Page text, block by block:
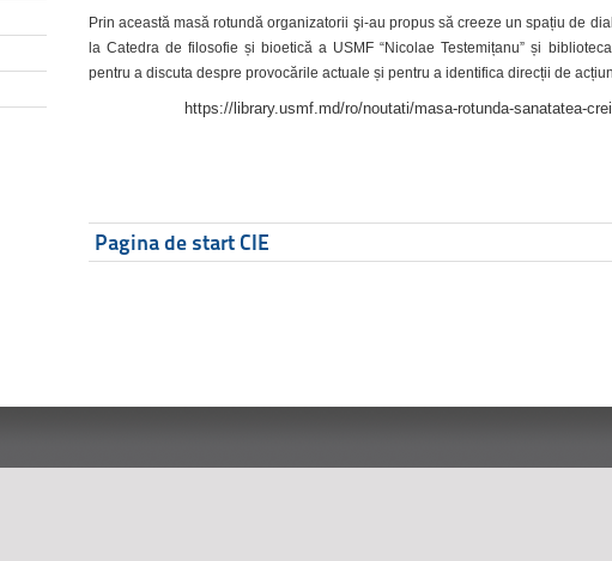
Prin această masă rotundă organizatorii şi-au propus să creeze un spațiu de
la Catedra de filosofie și bioetică a USMF “Nicolae Testemițanu” și
pentru a discuta despre provocările actuale și pentru a identifica direcții de
https://library.usmf.md/ro/noutati/masa-rotunda-sanatatea-
Pagina de start CIE